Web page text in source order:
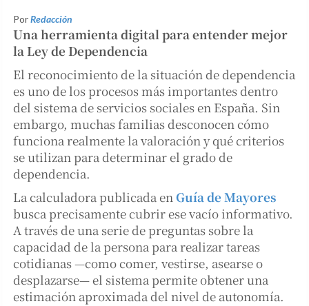
PorRedacción
Una herramienta digital para entender mejor
la Ley de Dependencia
El reconocimiento de la situación de dependencia
es uno de los procesos más importantes dentro
del sistema de servicios sociales en España. Sin
embargo, muchas familias desconocen cómo
funciona realmente la valoración y qué criterios
se utilizan para determinar el grado de
dependencia.
La calculadora publicada enGuía de Mayores
busca precisamente cubrir ese vacío informativo.
A través de una serie de preguntas sobre la
capacidad de la persona para realizar tareas
cotidianas —como comer, vestirse, asearse o
desplazarse— el sistema permite obtener una
estimación aproximada del nivel de autonomía.